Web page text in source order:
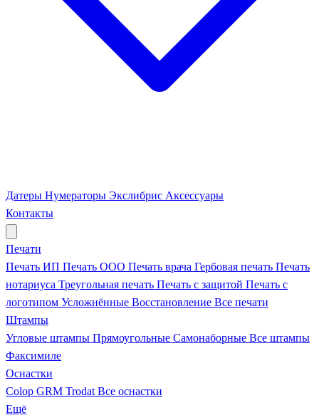
Датеры Нумераторы Экслибрис Аксессуары
Контакты
Печати
Печать ИП Печать ООО Печать врача Гербовая печать Печать
нотариуса Треугольная печать Печать с защитой Печать с
логотипом Усложнённые Восстановление Все печати
Штампы
Угловые штампы Прямоугольные Самонаборные Все штампы
Факсимиле
Оснастки
Colop GRM Trodat Все оснастки
Ещё